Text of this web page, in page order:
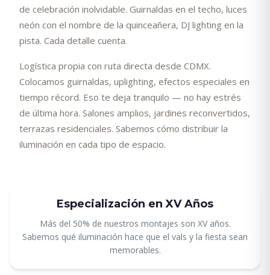
de celebración inolvidable. Guirnaldas en el techo, luces
neón con el nombre de la quinceañera, DJ lighting en la
pista. Cada detalle cuenta.
Logística propia con ruta directa desde CDMX.
Colocamos guirnaldas, uplighting, efectos especiales en
tiempo récord. Eso te deja tranquilo — no hay estrés
de última hora. Salones amplios, jardines reconvertidos,
terrazas residenciales. Sabemos cómo distribuir la
iluminación en cada tipo de espacio.
Especialización en XV Años
Más del 50% de nuestros montajes son XV años.
Sabemos qué iluminación hace que el vals y la fiesta sean
memorables.